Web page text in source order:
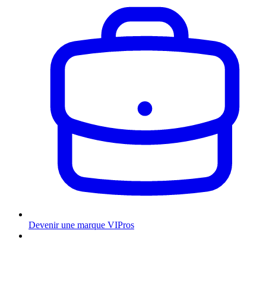
Devenir une marque VIPros